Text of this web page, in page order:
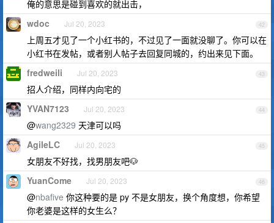
俺的意思是碰到喜欢的就出击，
42
wdoc Jul 20, 2023
上周五才见了一个小红书的，不过见了一面就没聊了。你可以在
小红书在发帖，或者别人帖子去回复同城的，约出来见下面。
43
fredweili Jul 20, 2023
招人介绍，同样内向宅的
44
YVAN7123 Jul 20, 2023
@wang2329 天津可以吗
45
AgileLC Jul 20, 2023
女朋友不好找，找男朋友吧🐶
46
YuanCome Jul 20, 2023
@nbafive 你这种要的是 py 不是女朋友，换个角度想，你希望
你老婆是这样的女生么？